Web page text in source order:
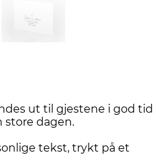
ut til gjestene i god tid
store dagen.
tekst, trykt på et